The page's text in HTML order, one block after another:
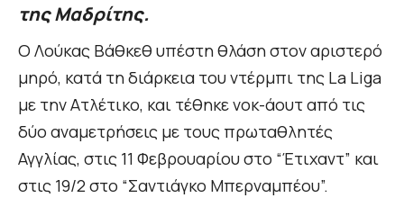
της Μαδρίτης.
Ο Λούκας Βάθκεθ υπέστη θλάση στον αριστερό
μηρό, κατά τη διάρκεια του ντέρμπι της La Liga
με την Ατλέτικο, και τέθηκε νοκ-άουτ από τις
δύο αναμετρήσεις με τους πρωταθλητές
Αγγλίας, στις 11 Φεβρουαρίου στο “Έτιχαντ” και
στις 19/2 στο “Σαντιάγκο Μπερναμπέου”.